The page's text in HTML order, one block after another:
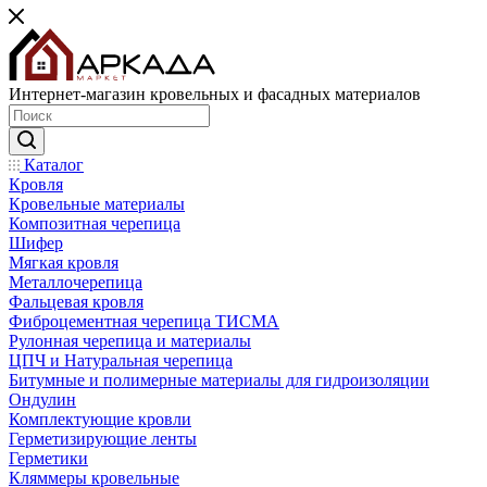
Интернет-магазин кровельных и фасадных материалов
Каталог
Кровля
Кровельные материалы
Композитная черепица
Шифер
Мягкая кровля
Металлочерепица
Фальцевая кровля
Фиброцементная черепица ТИСМА
Рулонная черепица и материалы
ЦПЧ и Натуральная черепица
Битумные и полимерные материалы для гидроизоляции
Ондулин
Комплектующие кровли
Герметизирующие ленты
Герметики
Кляммеры кровельные